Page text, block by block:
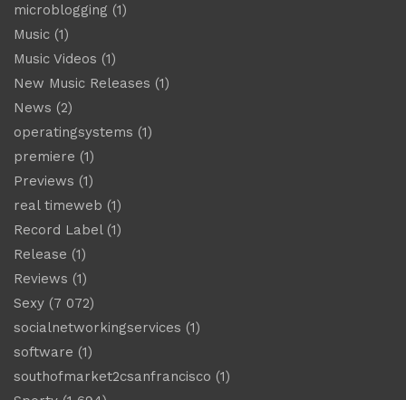
microblogging (1)
Music (1)
Music Videos (1)
New Music Releases (1)
News (2)
operatingsystems (1)
premiere (1)
Previews (1)
real timeweb (1)
Record Label(1)
Release (1)
Reviews (1)
Sexy (7 072)
socialnetworkingservices (1)
software (1)
southofmarket2csanfrancisco (1)